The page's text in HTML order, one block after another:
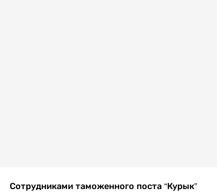
Сотрудниками таможенного поста “Курык”